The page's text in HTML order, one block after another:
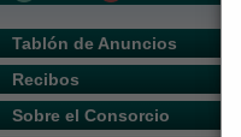
Tablón de Anuncios
Recibos
Sobre el Consorcio